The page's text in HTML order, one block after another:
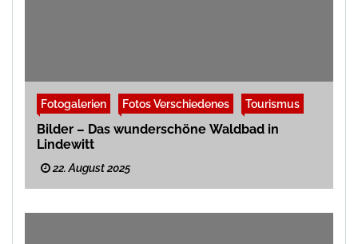
Fotogalerien Fotos Verschiedenes Tourismus
Bilder – Das wunderschöne Waldbad in
Lindewitt
22. August 2025